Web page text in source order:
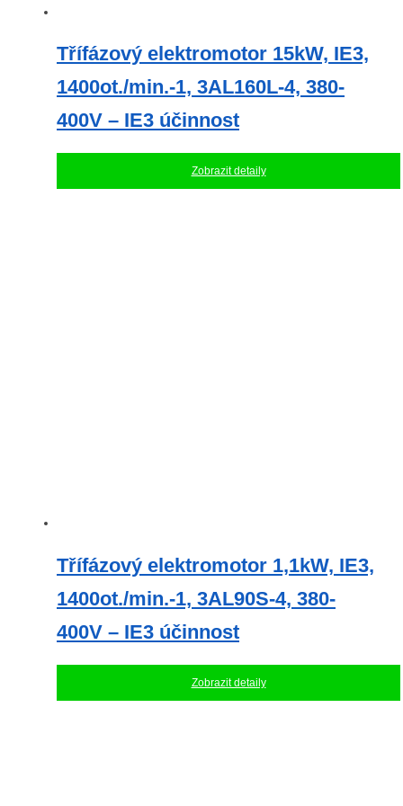
Třífázový elektromotor 15kW, IE3,
1400ot./min.-1, 3AL160L-4, 380-
400V – IE3 účinnost
Zobrazit detaily
Třífázový elektromotor 1,1kW, IE3,
1400ot./min.-1, 3AL90S-4, 380-
400V – IE3 účinnost
Zobrazit detaily